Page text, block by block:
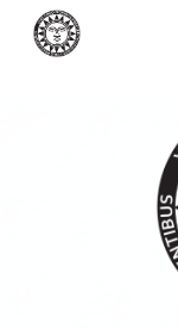
Skip to main content